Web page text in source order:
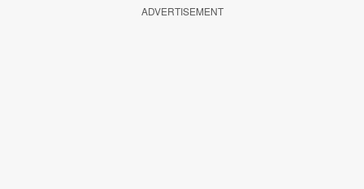
ADVERTISEMENT